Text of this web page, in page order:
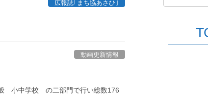
広報誌｢まち協あさひ｣
動画更新情報
小中学校 の二部門で行い総数176